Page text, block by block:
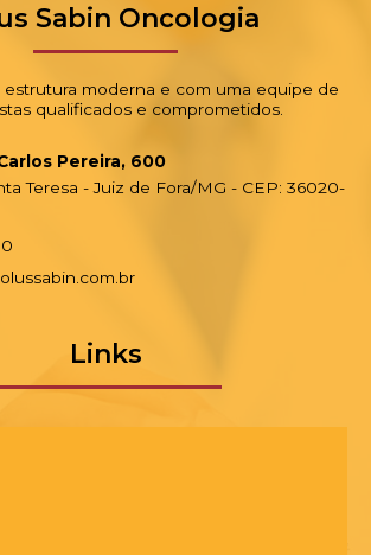
Sabin Oncologia
estrutura moderna e com uma equipe de
qualificados e comprometidos.
Pereira, 600
Teresa - Juiz de Fora/MG - CEP: 36020-
Links